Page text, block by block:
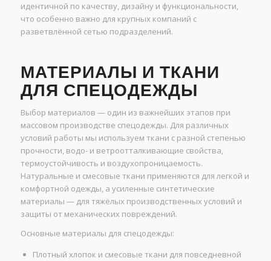
идентичной по качеству, дизайну и функциональности,
что особенно важно для крупных компаний с
разветвлённой сетью подразделений.
МАТЕРИАЛЫ И ТКАНИ
ДЛЯ СПЕЦОДЕЖДЫ
Выбор материалов — один из важнейших этапов при
массовом производстве спецодежды. Для различных
условий работы мы используем ткани с разной степенью
прочности, водо- и ветроотталкивающие свойства,
термоустойчивость и воздухопроницаемость.
Натуральные и смесовые ткани применяются для легкой и
комфортной одежды, а усиленные синтетические
материалы — для тяжёлых производственных условий и
защиты от механических повреждений.
Основные материалы для спецодежды:
Плотный хлопок и смесовые ткани для повседневной